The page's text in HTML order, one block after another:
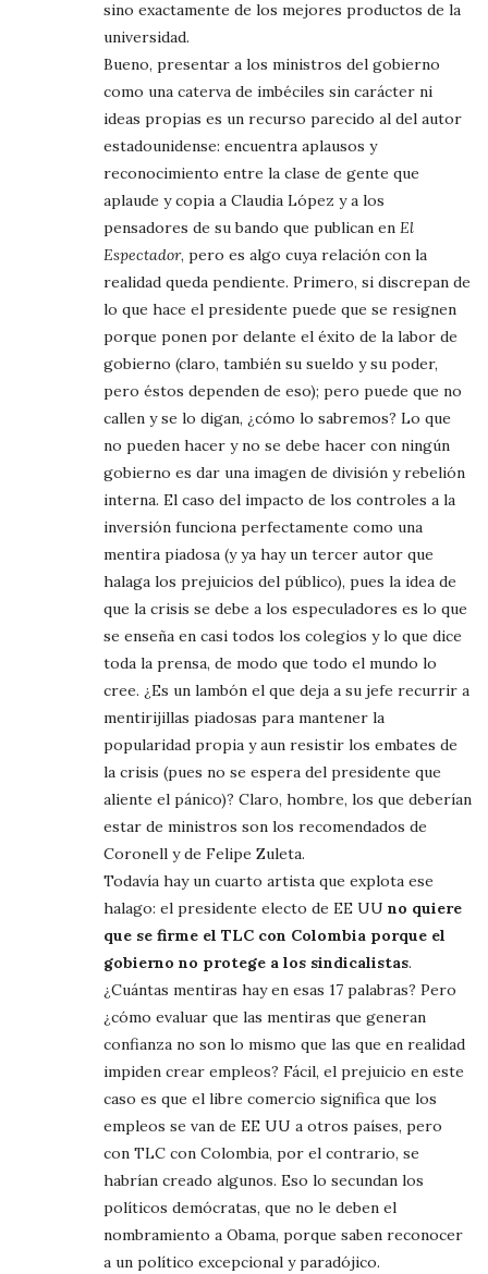
sino exactamente de los mejores productos de la
universidad.
Bueno, presentar a los ministros del gobierno
como una caterva de imbéciles sin carácter ni
ideas propias es un recurso parecido al del autor
estadounidense: encuentra aplausos y
reconocimiento entre la clase de gente que
aplaude y copia a Claudia López y a los
pensadores de su bando que publican en El
Espectador, pero es algo cuya relación con la
realidad queda pendiente. Primero, si discrepan de
lo que hace el presidente puede que se resignen
porque ponen por delante el éxito de la labor de
gobierno (claro, también su sueldo y su poder,
pero éstos dependen de eso); pero puede que no
callen y se lo digan, ¿cómo lo sabremos? Lo que
no pueden hacer y no se debe hacer con ningún
gobierno es dar una imagen de división y rebelión
interna. El caso del impacto de los controles a la
inversión funciona perfectamente como una
mentira piadosa (y ya hay un tercer autor que
halaga los prejuicios del público), pues la idea de
que la crisis se debe a los especuladores es lo que
se enseña en casi todos los colegios y lo que dice
toda la prensa, de modo que todo el mundo lo
cree. ¿Es un lambón el que deja a su jefe recurrir a
mentirijillas piadosas para mantener la
popularidad propia y aun resistir los embates de
la crisis (pues no se espera del presidente que
aliente el pánico)? Claro, hombre, los que deberían
estar de ministros son los recomendados de
Coronell y de Felipe Zuleta.
Todavía hay un cuarto artista que explota ese
halago: el presidente electo de EE UU no quiere
que se firme el TLC con Colombia porque el
gobierno no protege a los sindicalistas.
¿Cuántas mentiras hay en esas 17 palabras? Pero
¿cómo evaluar que las mentiras que generan
confianza no son lo mismo que las que en realidad
impiden crear empleos? Fácil, el prejuicio en este
caso es que el libre comercio significa que los
empleos se van de EE UU a otros países, pero
con TLC con Colombia, por el contrario, se
habrían creado algunos. Eso lo secundan los
políticos demócratas, que no le deben el
nombramiento a Obama, porque saben reconocer
a un político excepcional y paradójico.